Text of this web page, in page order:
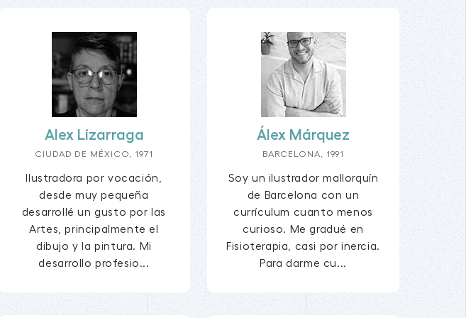
Alex Lizarraga
CIUDAD DE MÉXICO, 1971
Ilustradora por vocación,
desde muy pequeña
desarrollé un gusto por las
Artes, principalmente el
dibujo y la pintura. Mi
desarrollo profesio...
Álex Márquez
BARCELONA, 1991
Soy un ilustrador mallorquín
de Barcelona con un
currículum cuanto menos
curioso. Me gradué en
Fisioterapia, casi por inercia.
Para darme cu...